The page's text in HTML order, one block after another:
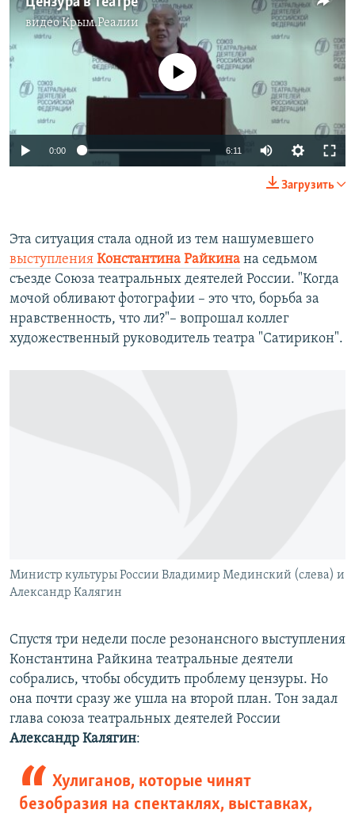
видеоКрым.Реалии
No media source currently available
0:00 6:11
Загрузить
Эта ситуация стала одной из тем нашумевшего
выступления Константина Райкина на седьмом
съезде Союза театральных деятелей России. "Когда
мочой обливают фотографии – это что, борьба за
нравственность, что ли?"– вопрошал коллег
художественный руководитель театра "Сатирикон".
Министр культуры России Владимир Мединский (слева) и
Александр Калягин
Спустя три недели после резонансного выступления
Константина Райкина театральные деятели
собрались, чтобы обсудить проблему цензуры. Но
она почти сразу же ушла на второй план. Тон задал
глава союза театральных деятелей России
Александр Калягин:
Хулиганов, которые чинят
безобразия на спектаклях, выставках,